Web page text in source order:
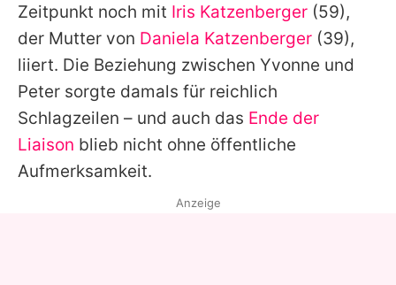
Zeitpunkt noch mit Iris Katzenberger (59),
der Mutter von Daniela Katzenberger (39),
liiert. Die Beziehung zwischen Yvonne und
Peter sorgte damals für reichlich
Schlagzeilen – und auch das Ende der
Liaison blieb nicht ohne öffentliche
Aufmerksamkeit.
Anzeige